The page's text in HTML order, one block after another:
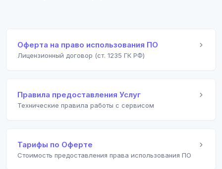
Оферта на право использования ПО
Лицензионный договор (ст. 1235 ГК РФ)
Правила предоставления Услуг
Технические правила работы с сервисом
Тарифы по Оферте
Стоимость предоставления права использования ПО